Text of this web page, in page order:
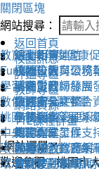
關閉區塊
網站搜尋：
返回首頁
校園訊息
活動相簿
校內公告
活動影音
教務處
學務處
總務處
輔導室
會計室
評鑑專區
111學年度健康
永續校園與環境
溪海愛閱粉絲團
交通安全評鑑
午餐評鑑
衛生保健工作
人權法治教育網
替代役評鑑網頁
教師專區
線上朝會連結
桃園市教育公務
桃園市教師發展
桃園市公文整合
全國圖書管理系
教師專業發展支
教育部教育體系
雲端差勤系統
網路資源
教育雲
Fun學王
學習吧
數位閱讀學習平臺
桃園市永續發展與
中央氣象局
環保署綠色生活資
環境教育管理資訊
112課程計畫
歡迎參觀：桃園市